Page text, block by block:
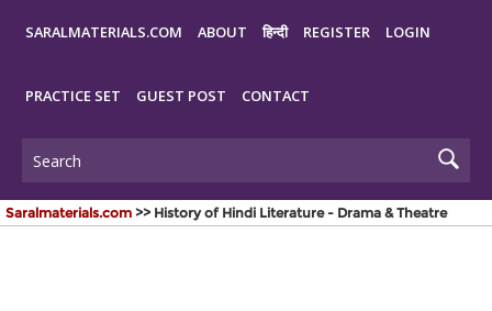
SARALMATERIALS.COM ABOUT हिन्दी REGISTER LOGIN
PRACTICE SET GUEST POST CONTACT
Saralmaterials.com >> History of Hindi Literature - Drama & Theatre